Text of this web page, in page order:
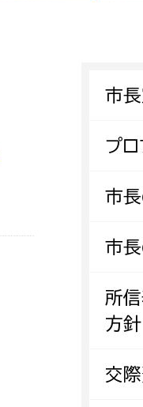
小田原のことを
イベント・講座な
まちづくりに関
環境保
環境事
都市計
地域交通
開発審
市
プロ
市
市
所信
方針
交